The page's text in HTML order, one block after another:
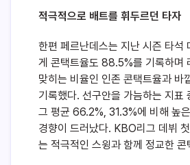
적극적으로 배트를 휘두르던 타자
한편 페르난데스는 지난 시즌 타석
게 콘택트율도 88.5%를 기록하며
맞히는 비율인 인존 콘택트율과
기록했다. 선구안을 가늠하는 지
그 평균 66.2%, 31.3%에 비해 높
경향이 드러났다. KBO리그 데뷔
는 적극적인 스윙과 함께 정교한